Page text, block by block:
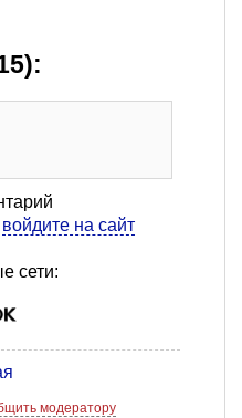
войдите на сайт
сети:
модератору